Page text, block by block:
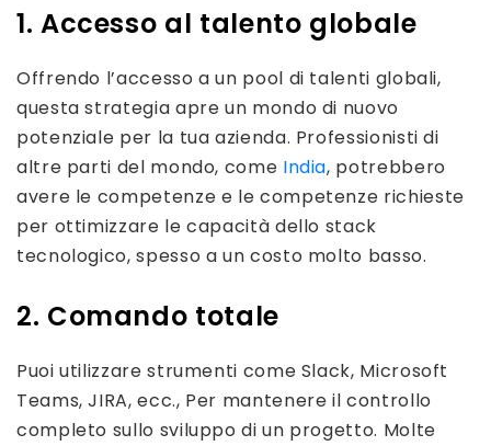
1. Accesso al talento globale
Offrendo l’accesso a un pool di talenti globali,
questa strategia apre un mondo di nuovo
potenziale per la tua azienda. Professionisti di
altre parti del mondo, come India, potrebbero
avere le competenze e le competenze richieste
per ottimizzare le capacità dello stack
tecnologico, spesso a un costo molto basso.
2. Comando totale
Puoi utilizzare strumenti come Slack, Microsoft
Teams, JIRA, ecc., Per mantenere il controllo
completo sullo sviluppo di un progetto. Molte